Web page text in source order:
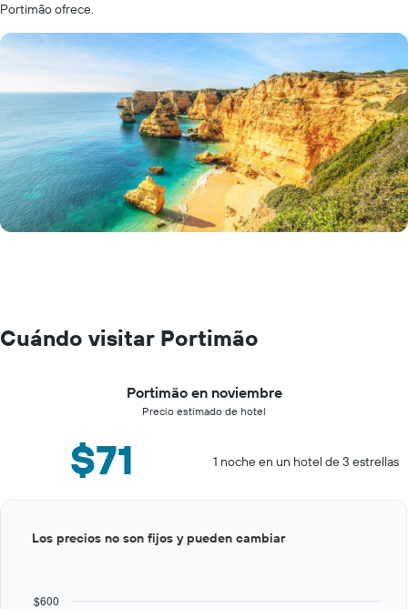
Portimão ofrece.
Cuándo visitar Portimão
Portimão en noviembre
Precio estimado de hotel
$71 1 noche en un hotel de 3 estrellas
graphic.
$600
Los precios no son fijos y pueden cambiar